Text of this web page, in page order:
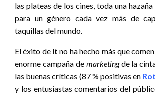
las plateas de los cines, toda una
para un género cada vez más de
taquillas del mundo.
El éxito de It no ha hecho más que
enorme campaña de marketingde la
las buenas críticas (87 % positivas en
y los entusiastas comentarios del